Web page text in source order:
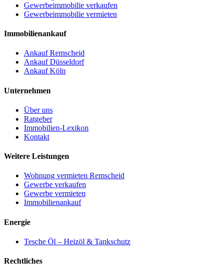
Gewerbeimmobilie verkaufen
Gewerbeimmobilie vermieten
Immobilienankauf
Ankauf Remscheid
Ankauf Düsseldorf
Ankauf Köln
Unternehmen
Über uns
Ratgeber
Immobilien-Lexikon
Kontakt
Weitere Leistungen
Wohnung vermieten Remscheid
Gewerbe verkaufen
Gewerbe vermieten
Immobilienankauf
Energie
Tesche Öl – Heizöl & Tankschutz
Rechtliches